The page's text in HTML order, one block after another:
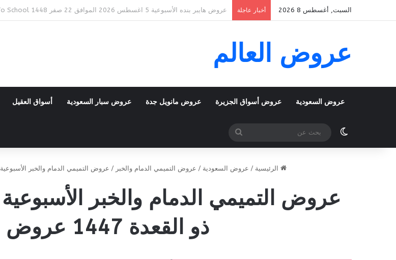
السبت, أغسطس 8 2026 أخبار عاجلة عروض بنده الأسبوعية 5 اغسطس 2026 الموافق 22 صفر 1448 Back To School
عروض العالم
عروض السعودية عروض أسواق الجزيرة عروض مانويل جدة عروض سبار السعودية أسواق العقيل
الوضع المظلم
بحث
عن
الرئيسية / عروض السعودية / عروض التميمي الدمام والخبر / عروض التميمي الدمام والخبر الأسبوعية 13 مايو 2026 الموافق 25 ذو القعدة 1447 عروض عيد الأضحى
ذو القعدة 1447 عروض عيد الأضحى